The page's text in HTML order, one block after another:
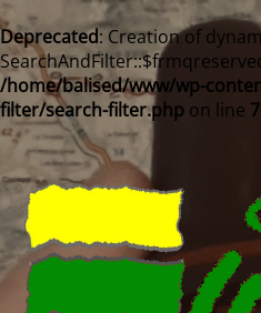
Deprecated: Creation of
/home/balised/www/wp-
filter/search-filter.php on line